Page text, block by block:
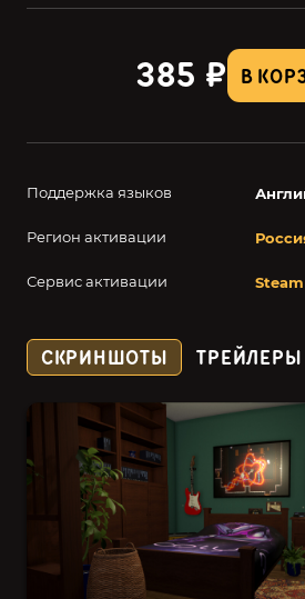
В
385 ₽
Поддержка языков
Регион активации
Сервис активации Steam
СКРИНШОТЫ ТРЕЙЛЕРЫ